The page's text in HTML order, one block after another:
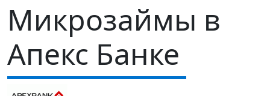
Микрозаймы в
Апекс Банке